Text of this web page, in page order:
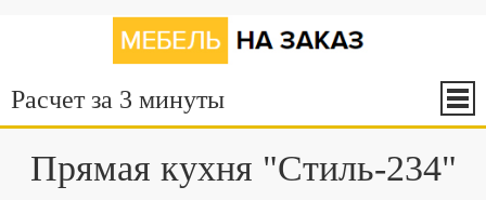
Расчет за 3 минуты
Прямая кухня "Стиль-234"